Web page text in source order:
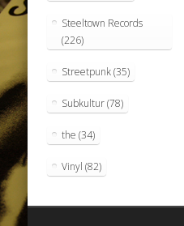
Steeltown Records
(226)
Streetpunk(35)
Subkultur(78)
the (34)
Vinyl (82)